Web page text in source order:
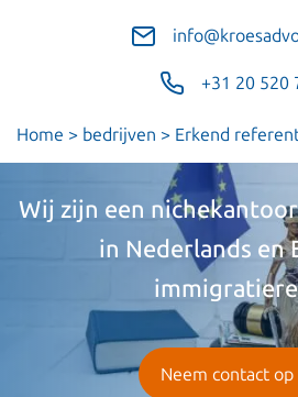
+31 20 520
Home > bedrijven > Erkend
Wij zijn een
in Nederlands en
Neem contact op